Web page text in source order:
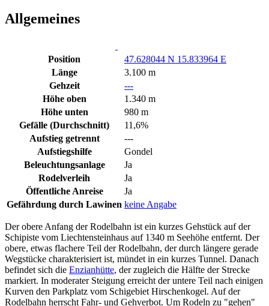
Allgemeines
Position
47.628044 N 15.833964 E
Länge
3.100 m
Gehzeit
---
Höhe oben
1.340 m
Höhe unten
980 m
Gefälle (Durchschnitt)
11,6%
Aufstieg getrennt
---
Aufstiegshilfe
Gondel
Beleuchtungsanlage
Ja
Rodelverleih
Ja
Öffentliche Anreise
Ja
Gefährdung durch Lawinen keine Angabe
Der obere Anfang der Rodelbahn ist ein kurzes Gehstück auf der
Schipiste vom Liechtensteinhaus auf 1340 m Seehöhe entfernt. Der
obere, etwas flachere Teil der Rodelbahn, der durch längere gerade
Wegstücke charakterisiert ist, mündet in ein kurzes Tunnel. Danach
befindet sich die Enzianhütte, der zugleich die Hälfte der Strecke
markiert. In moderater Steigung erreicht der untere Teil nach einigen
Kurven den Parkplatz vom Schigebiet Hirschenkogel. Auf der
Rodelbahn herrscht Fahr- und Gehverbot. Um Rodeln zu "gehen"